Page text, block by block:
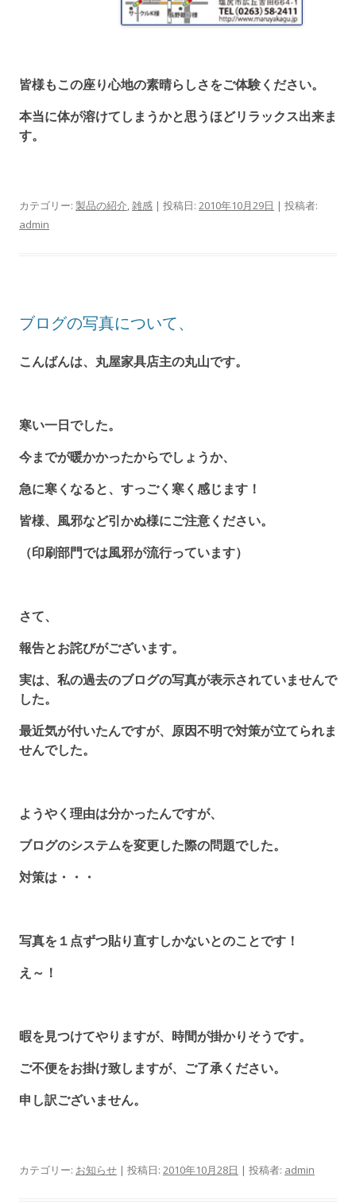
皆様もこの座り心地の素晴らしさをご体験ください。
本当に体が溶けてしまうかと思うほどリラックス出来ま
す。
カテゴリー: 製品の紹介,雑感 | 投稿日: 2010年10月29日 | 投稿者:
admin
ブログの写真について、
こんばんは、丸屋家具店主の丸山です。
寒い一日でした。
今までが暖かかったからでしょうか、
急に寒くなると、すっごく寒く感じます！
皆様、風邪など引かぬ様にご注意ください。
（印刷部門では風邪が流行っています）
さて、
報告とお詫びがございます。
実は、私の過去のブログの写真が表示されていませんで
した。
最近気が付いたんですが、原因不明で対策が立てられま
せんでした。
ようやく理由は分かったんですが、
ブログのシステムを変更した際の問題でした。
対策は・・・
写真を１点ずつ貼り直すしかないとのことです！
え～！
暇を見つけてやりますが、時間が掛かりそうです。
ご不便をお掛け致しますが、ご了承ください。
申し訳ございません。
カテゴリー: お知らせ | 投稿日: 2010年10月28日 | 投稿者: admin